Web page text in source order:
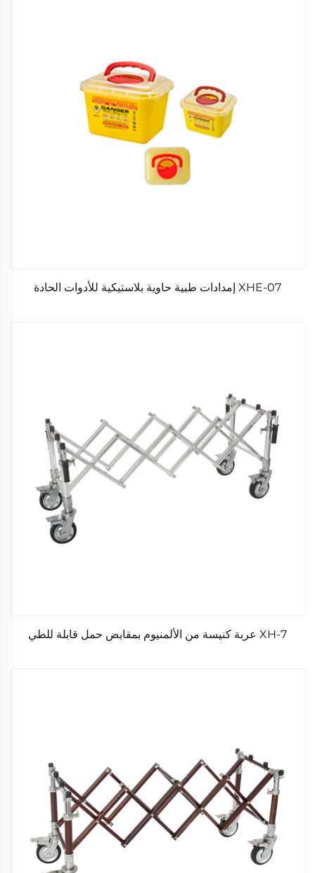
XHE-07 إمدادات طبية حاوية بلاستيكية للأدوات الحادة
XH-7 عربة كنيسة من الألمنيوم بمقابض حمل قابلة للطي